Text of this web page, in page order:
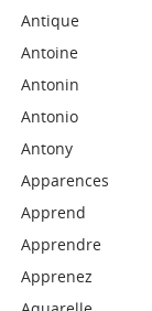
Antique
Antoine
Antonin
Antonio
Antony
Apparences
Apprend
Apprendre
Apprenez